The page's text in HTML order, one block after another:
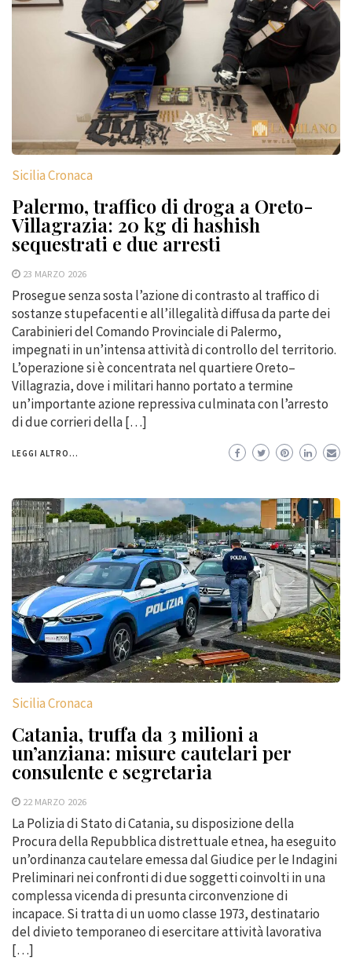
Sicilia Cronaca
Palermo, traffico di droga a Oreto-
Villagrazia: 20 kg di hashish
sequestrati e due arresti
23 MARZO 2026
Prosegue senza sosta l’azione di contrasto al traffico di
sostanze stupefacenti e all’illegalità diffusa da parte dei
Carabinieri del Comando Provinciale di Palermo,
impegnati in un’intensa attività di controllo del territorio.
L’operazione si è concentrata nel quartiere Oreto–
Villagrazia, dove i militari hanno portato a termine
un’importante azione repressiva culminata con l’arresto
di due corrieri della […]
LEGGI ALTRO...
Sicilia Cronaca
Catania, truffa da 3 milioni a
un’anziana: misure cautelari per
consulente e segretaria
22 MARZO 2026
La Polizia di Stato di Catania, su disposizione della
Procura della Repubblica distrettuale etnea, ha eseguito
un’ordinanza cautelare emessa dal Giudice per le Indagini
Preliminari nei confronti di due soggetti coinvolti in una
complessa vicenda di presunta circonvenzione di
incapace. Si tratta di un uomo classe 1973, destinatario
del divieto temporaneo di esercitare attività lavorativa
[…]